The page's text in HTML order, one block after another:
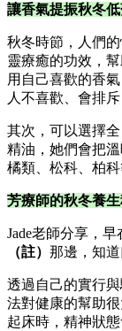
讓香氣提振秋冬
秋冬時節，人們
靈療癒的功效，
用自己喜歡的香
人不喜歡、會排斥
其次，可以選擇
精油，她們會把
橘類、松科、柏
芳療師的秋冬養
Jade老師分享，
（註） 那邊，知
透過自己的實行
法對健康的幫助
起床時，精神狀